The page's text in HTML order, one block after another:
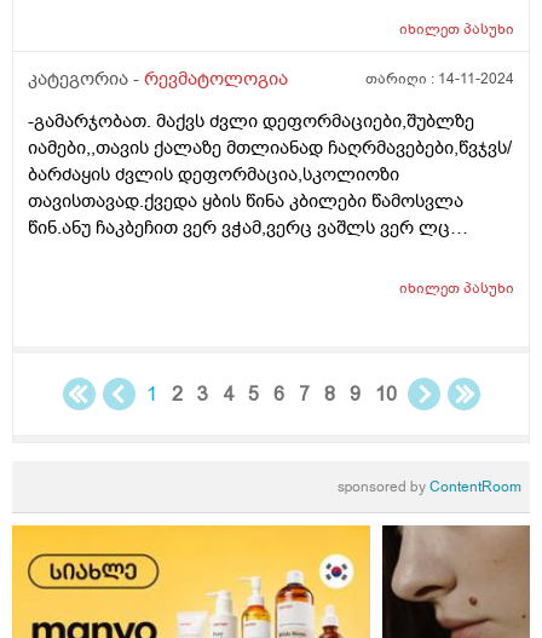
იხილეთპასუხი
კატეგორია - რევმატოლოგია თარიღი : 14-11-2024
-გამარჯობათ. მაქვს ძვლი დეფორმაციები,შუბლზე
იამები,,თავის ქალაზე მთლიანად ჩაღრმავებები,წვჯვს/
ბარძაყის ძვლის დეფორმაცია,სკოლიოზი
თავისთავად.ქვედა ყბის წინა კბილები წამოსვლა
წინ.ანუ ჩაკბეჩით ვერ ვჭამ,ვერც ვაშლს ვერ ლც
იხილეთპასუხი
1 2 3 4 5 6 7 8 9 10
sponsored byContentRoom